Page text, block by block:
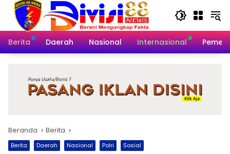
Langsung
konten
Berita
Daerah Nasional Internasional
Beranda Berita
Berita Daerah Nasional Polri Sosial